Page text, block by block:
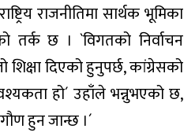
राजनीतिमा सार्थक भूमिका
तर्क छ । `विगतको निर्वाचन
दिएको हुनुपर्छ, कांग्रेसको
हो´ उहाँले भन्नुभएको छ,
हुन जान्छ ।´